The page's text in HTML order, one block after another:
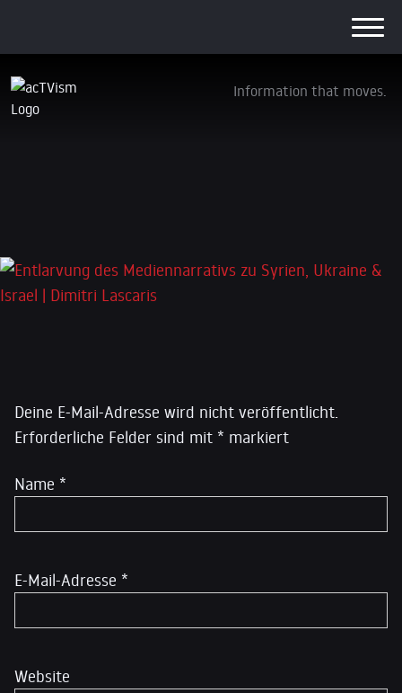
Information that moves.
Entlarvung des Mediennarrativs zu Syrien,
Deine E-Mail-Adresse wird nicht veröffentlicht.
Erforderliche Felder sind mit * markiert
Name *
E-Mail-Adresse *
Website